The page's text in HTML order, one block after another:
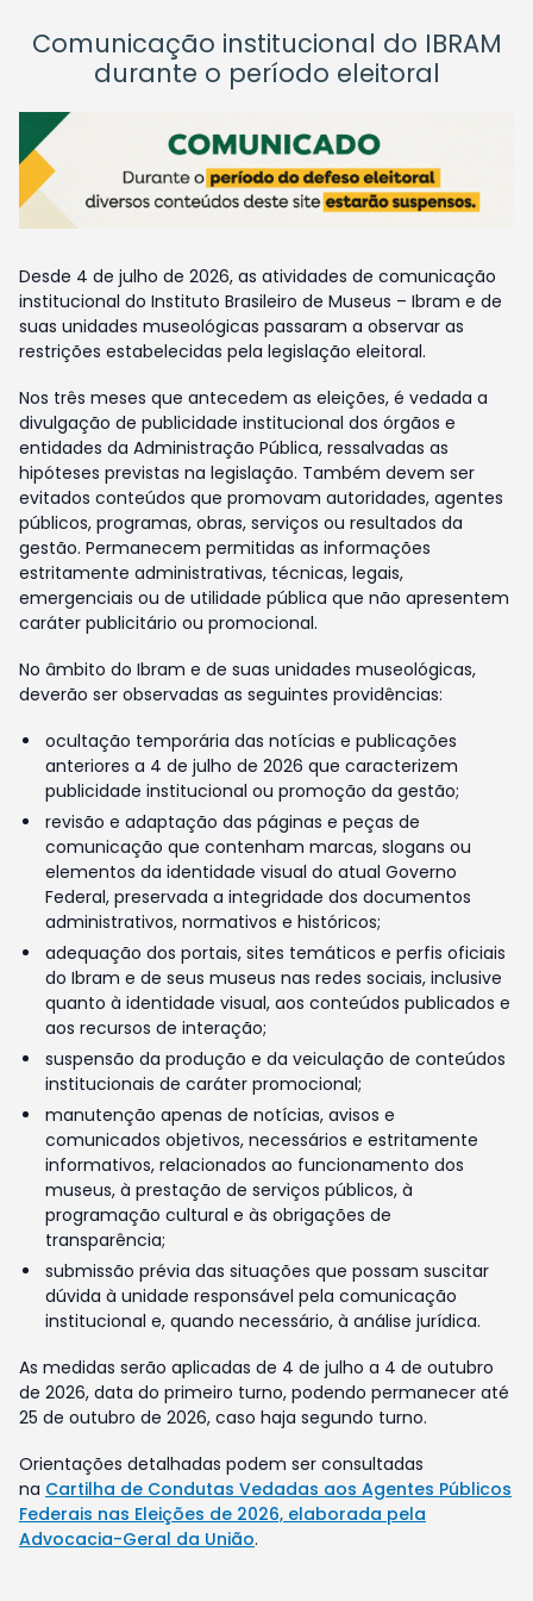
Comunicação institucional do IBRAM
durante o período eleitoral
Desde 4 de julho de 2026, as atividades de comunicação
institucional do Instituto Brasileiro de Museus – Ibram e de
suas unidades museológicas passaram a observar as
restrições estabelecidas pela legislação eleitoral.
Nos três meses que antecedem as eleições, é vedada a
divulgação de publicidade institucional dos órgãos e
entidades da Administração Pública, ressalvadas as
hipóteses previstas na legislação. Também devem ser
evitados conteúdos que promovam autoridades, agentes
públicos, programas, obras, serviços ou resultados da
gestão. Permanecem permitidas as informações
estritamente administrativas, técnicas, legais,
emergenciais ou de utilidade pública que não apresentem
caráter publicitário ou promocional.
No âmbito do Ibram e de suas unidades museológicas,
deverão ser observadas as seguintes providências:
ocultação temporária das notícias e publicações
anteriores a 4 de julho de 2026 que caracterizem
publicidade institucional ou promoção da gestão;
revisão e adaptação das páginas e peças de
comunicação que contenham marcas, slogans ou
elementos da identidade visual do atual Governo
Federal, preservada a integridade dos documentos
administrativos, normativos e históricos;
adequação dos portais, sites temáticos e perfis oficiais
do Ibram e de seus museus nas redes sociais, inclusive
quanto à identidade visual, aos conteúdos publicados e
aos recursos de interação;
suspensão da produção e da veiculação de conteúdos
institucionais de caráter promocional;
manutenção apenas de notícias, avisos e
comunicados objetivos, necessários e estritamente
informativos, relacionados ao funcionamento dos
museus, à prestação de serviços públicos, à
programação cultural e às obrigações de
transparência;
submissão prévia das situações que possam suscitar
dúvida à unidade responsável pela comunicação
institucional e, quando necessário, à análise jurídica.
As medidas serão aplicadas de 4 de julho a 4 de outubro
de 2026, data do primeiro turno, podendo permanecer até
25 de outubro de 2026, caso haja segundo turno.
Orientações detalhadas podem ser consultadas
na Cartilha de Condutas Vedadas aos Agentes Públicos
Federais nas Eleições de 2026, elaborada pela
Advocacia-Geral da União.